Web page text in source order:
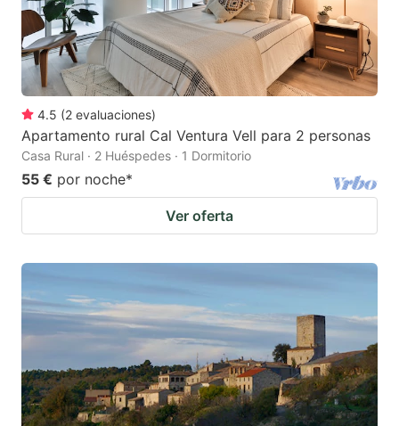
4.5 (2 evaluaciones)
Apartamento rural Cal Ventura Vell para 2 personas
Casa Rural · 2 Huéspedes · 1 Dormitorio
55 € por noche*
Ver oferta